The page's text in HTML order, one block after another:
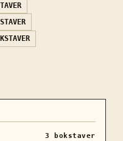
3
bokstaver